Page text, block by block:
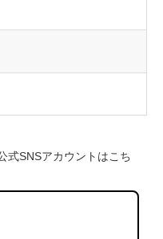
式SNSアカウントはこち